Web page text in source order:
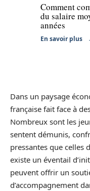
Comment
du salaire
années
En savoir plus
Dans un paysage
française fait face à
Nombreux sont les
sentent démunis,
pressantes que celles
existe un éventail
peuvent offrir un
d’accompagnement